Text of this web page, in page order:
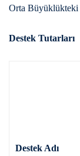
Orta
Destek Tutarları
Destek Adı